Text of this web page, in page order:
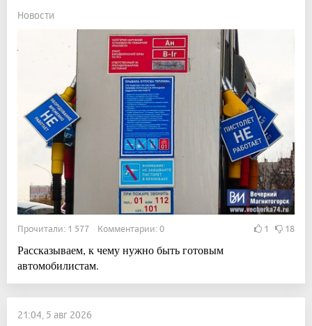
Новости
Прочитали: 1 577 Комментарии: 0 1 18
Рассказываем, к чему нужно быть готовым
автомобилистам.
21:04, 5 авг 2026